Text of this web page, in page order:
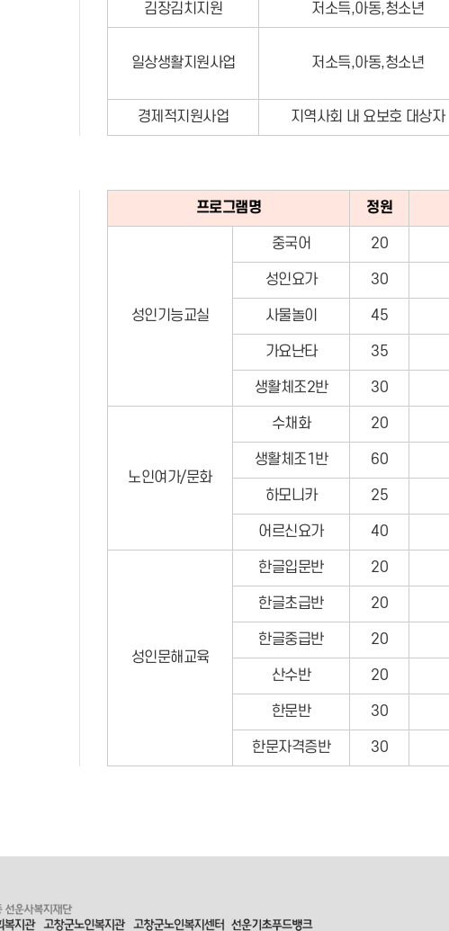
김장김치지원 저소득,아동,청소년
일상생활지원사업 저소득,아동,청소년
경제적지원사업 지역사회 내 요보호 대상자
프로그램명 정원
성인기능교실
중국어 20
성인요가 30
사물놀이 45
가요난타 35
생활체조2반 30
노인여가/문화
수채화 20
생활체조1반 60
하모니카 25
어르신요가 40
성인문해교육
한글입문반 20
한글초급반 20
한글중급반 20
산수반 20
한문반 30
한문자격증반 30